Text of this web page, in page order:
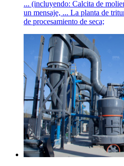
... (incluyendo: Calcita de
un mensaje, ... La planta de
de procesamiento de seca;